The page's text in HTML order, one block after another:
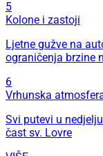
5
Kolone i zastoji
Ljetne gužve na
ograničenja brzine
6
Vrhunska
Svi putevi u
čast sv. Lovre